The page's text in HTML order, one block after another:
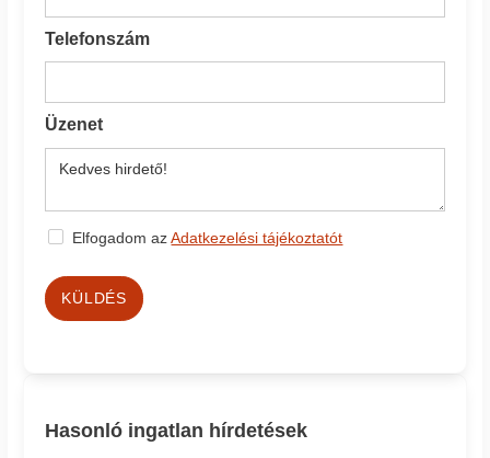
Telefonszám
Üzenet
Elfogadom azAdatkezelési tájékoztatót
KÜLDÉS
Hasonló ingatlan hírdetések